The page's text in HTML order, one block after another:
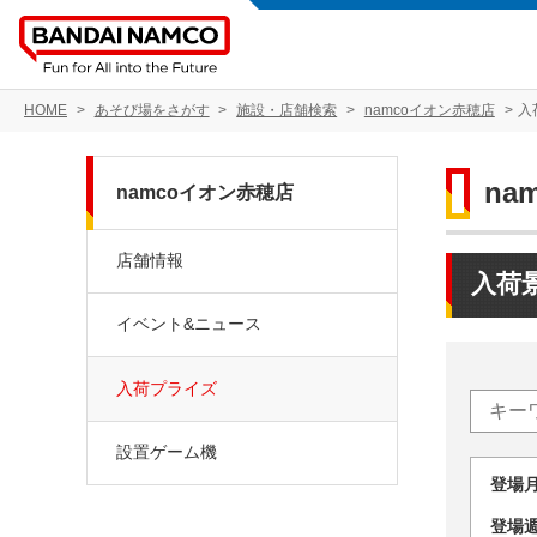
HOME あそび場をさがす 施設・店舗検索 namcoイオン赤穂店 入
入荷
登
登
namcoイオン赤穂店
店舗情報
イベント&ニュース
入荷プライズ
設置ゲーム機